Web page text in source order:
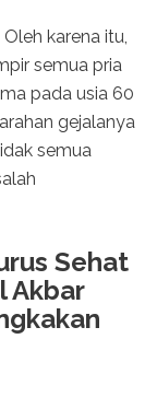
karena itu,
semua pria
pada usia 60
gejalanya
semua
Sehat
Akbar